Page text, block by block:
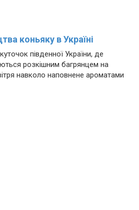
коньяку в Україні
південної України, де
розкішним багрянцем на
навколо наповнене ароматами